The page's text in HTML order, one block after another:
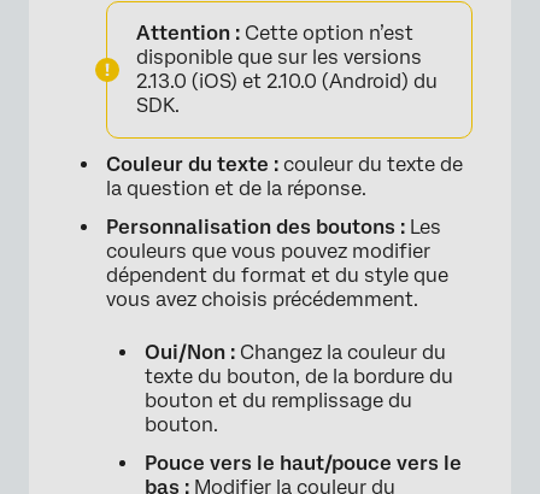
Attention : Cette option n’est
disponible que sur les versions
2.13.0 (iOS) et 2.10.0 (Android) du
SDK.
Couleur du texte : couleur du texte de
la question et de la réponse.
Personnalisation des boutons : Les
couleurs que vous pouvez modifier
dépendent du format et du style que
vous avez choisis précédemment.
Oui/Non : Changez la couleur du
texte du bouton, de la bordure du
bouton et du remplissage du
bouton.
Pouce vers le haut/pouce vers le
bas : Modifier la couleur du